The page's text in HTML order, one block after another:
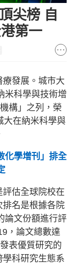
尖榜 自
第一
發展。城市大
米科學與技術增
構」之列，榮
大在納米科學與
化學增刊」排全
評估全球院校在
名是根據各院
論文份額進行評
，論文總數達
表優質研究的
科研究生態系